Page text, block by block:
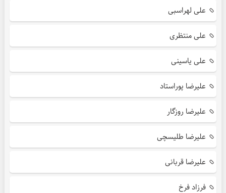
علی لهراسبی
علی منتظری
علی یاسینی
علیرضا پوراستاد
علیرضا روزگار
علیرضا طلیسچی
علیرضا قربانی
فرزاد فرخ